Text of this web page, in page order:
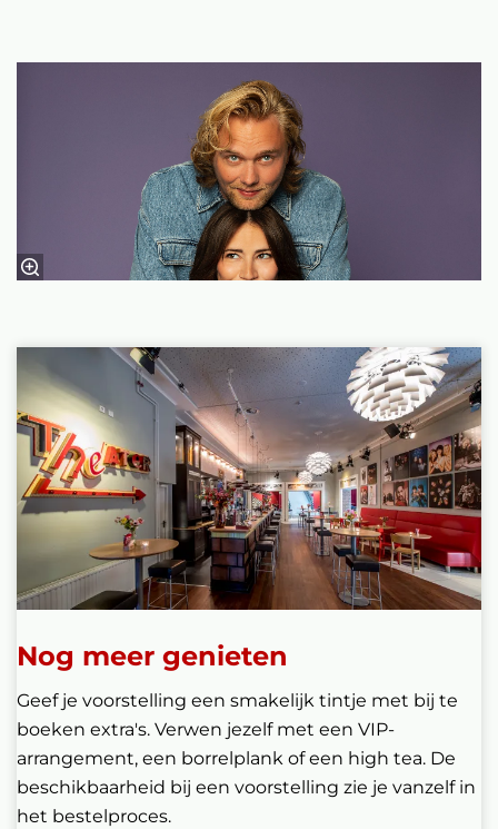
Nog meer genieten
Geef je voorstelling een smakelijk tintje met bij te
boeken extra's. Verwen jezelf met een VIP-
arrangement, een borrelplank of een high tea. De
beschikbaarheid bij een voorstelling zie je vanzelf in
het bestelproces.